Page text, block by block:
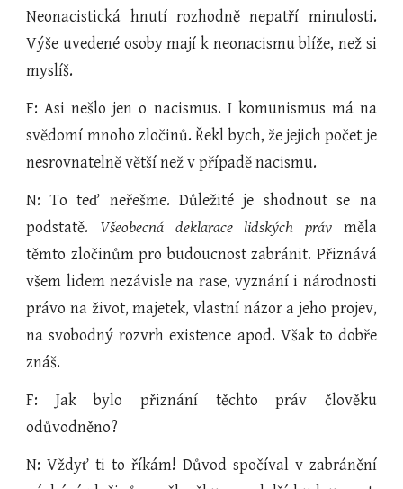
Neonacistická hnutí rozhodně nepatří minulosti.
Výše uvedené osoby mají k neonacismu blíže, než si
myslíš.
F: Asi nešlo jen o nacismus. I komunismus má na
svědomí mnoho zločinů. Řekl bych, že jejich počet je
nesrovnatelně větší než v případě nacismu.
N: To teď neřešme. Důležité je shodnout se na
podstatě. Všeobecná deklarace lidských právměla
těmto zločinům pro budoucnost zabránit. Přiznává
všem lidem nezávisle na rase, vyznání i národnosti
právo na život, majetek, vlastní názor a jeho projev,
na svobodný rozvrh existence apod. Však to dobře
znáš.
F: Jak bylo přiznání těchto práv člověku
odůvodněno?
N: Vždyť ti to říkám! Důvod spočíval v zabránění